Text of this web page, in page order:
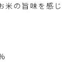
米の旨味を感じ